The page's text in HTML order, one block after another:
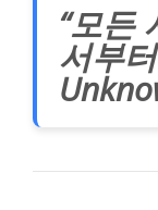
“모든
서부